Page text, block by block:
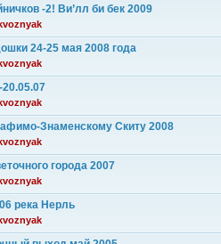
-2! Ви’лл би бек 2009
24-25 мая 2008 года
Знаменскому Скиту 2008
города 2007
река Нерль